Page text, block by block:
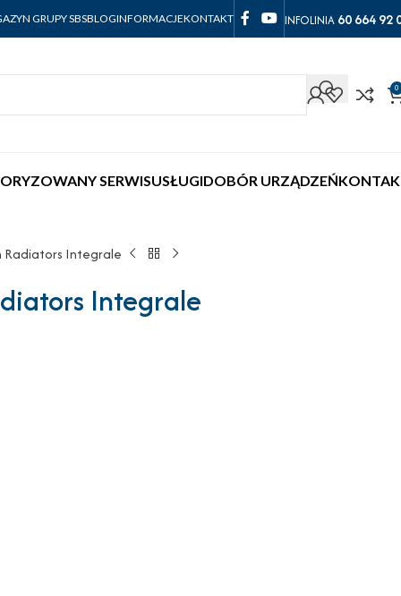
GRUPY SBSBLOGINFORMACJEKONTAKT INFOLINIA 60 664 92
0
SERWISUSŁUGIDOBÓR URZĄDZEŃ
Radiators Integrale
Integrale